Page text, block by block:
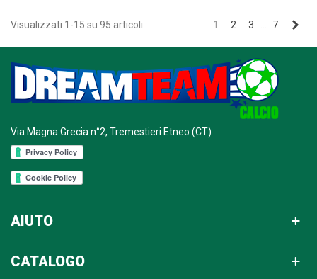
Visualizzati 1-15 su 95 articoli 1 2 3 7
Via Magna Grecia n°2, Tremestieri Etneo (CT)
AIUTO
CATALOGO